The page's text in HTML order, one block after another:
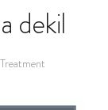
dekil
Treatment